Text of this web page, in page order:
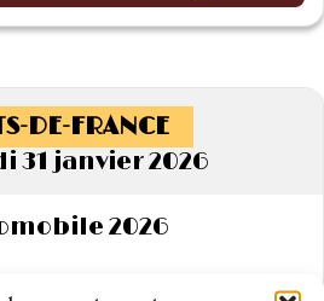
DE-FRANCE
31 janvier 2026
2026